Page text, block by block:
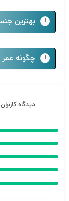
بهترین
چگونه
دیدگاه کاربران